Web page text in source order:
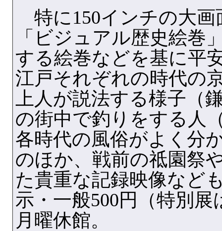
特に150インチの大画
「ビジュアル歴史絵巻
する絵巻などを基に平
江戸それぞれの時代の
上人が説法する様子（
の街中で釣りをする人
各時代の風俗がよく分
のほか、戦前の祗園祭
た貴重な記録映像など
示・一般500円（特別展
月曜休館。